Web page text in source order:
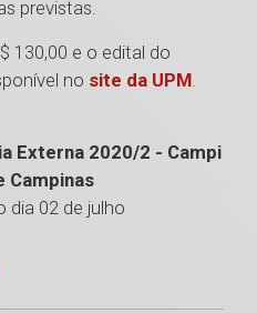
previstas.
130,00 e o edital do
no site da UPM.
Externa 2020/2 - Campi
Campinas
dia 02 de julho